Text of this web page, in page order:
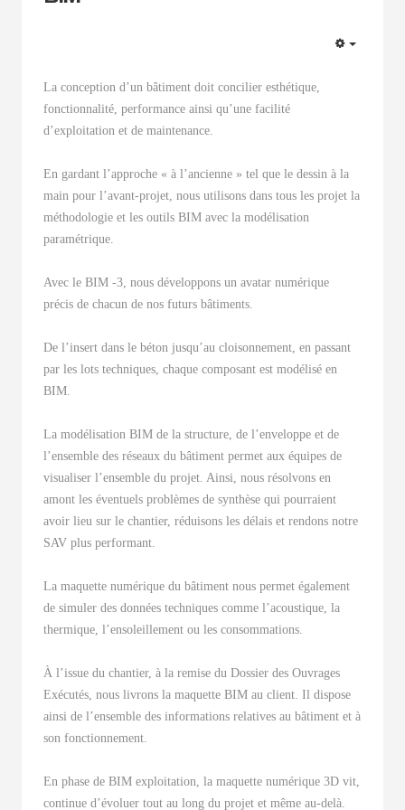
La conception d’un bâtiment doit concilier esthétique,
fonctionnalité, performance ainsi qu’une facilité
d’exploitation et de maintenance.
En gardant l’approche « à l’ancienne » tel que le dessin à la
main pour l’avant-projet, nous utilisons dans tous les projet la
méthodologie et les outils BIM avec la modélisation
paramétrique.
Avec le BIM -3, nous développons un avatar numérique
précis de chacun de nos futurs bâtiments.
De l’insert dans le béton jusqu’au cloisonnement, en passant
par les lots techniques, chaque composant est modélisé en
BIM.
La modélisation BIM de la structure, de l’enveloppe et de
l’ensemble des réseaux du bâtiment permet aux équipes de
visualiser l’ensemble du projet. Ainsi, nous résolvons en
amont les éventuels problèmes de synthèse qui pourraient
avoir lieu sur le chantier, réduisons les délais et rendons notre
SAV plus performant.
La maquette numérique du bâtiment nous permet également
de simuler des données techniques comme l’acoustique, la
thermique, l’ensoleillement ou les consommations.
À l’issue du chantier, à la remise du Dossier des Ouvrages
Exécutés, nous livrons la maquette BIM au client. Il dispose
ainsi de l’ensemble des informations relatives au bâtiment et à
son fonctionnement.
En phase de BIM exploitation, la maquette numérique 3D vit,
continue d’évoluer tout au long du projet et même au-delà.